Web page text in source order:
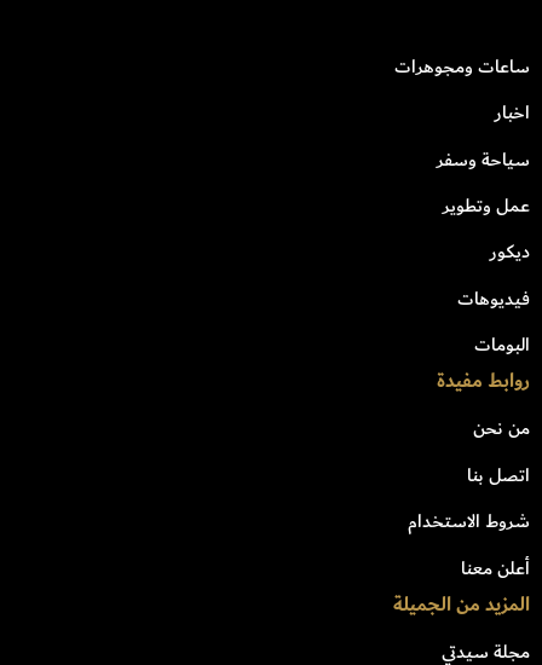
ساعات ومجوهرات
اخبار
سياحة وسفر
عمل وتطوير
ديكور
فيديوهات
البومات
روابط مفيدة
من نحن
اتصل بنا
شروط الاستخدام
أعلن معنا
المزيد من الجميلة
مجلة سيدتي